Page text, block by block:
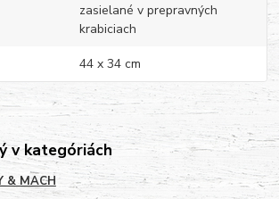
zasielané v prepravných
krabiciach
44 x 34 cm
v kategóriách
& MACH